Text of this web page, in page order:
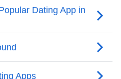
is uploaded and posted
which is a social media
information storage